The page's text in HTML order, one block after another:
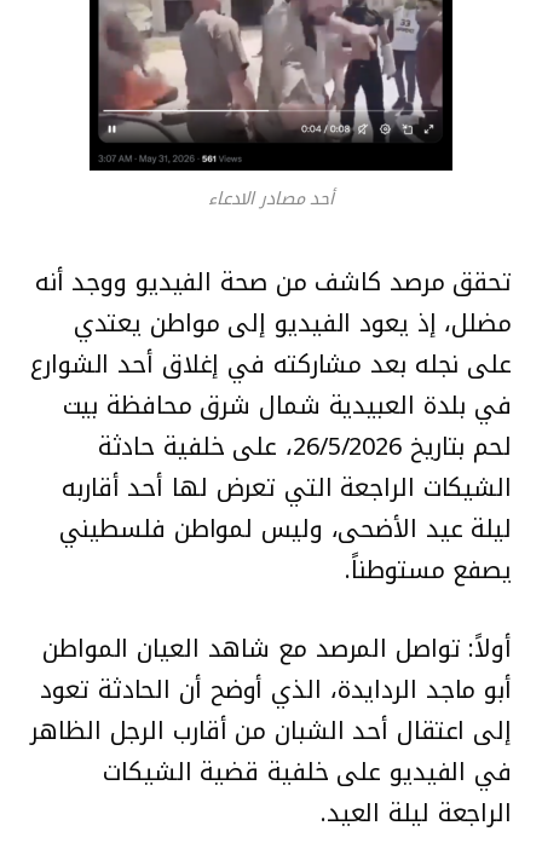
أحد مصادر الادعاء
تحقق مرصد كاشف من صحة الفيديو ووجد أنه
مضلل، إذ يعود الفيديو إلى مواطن يعتدي
على نجله بعد مشاركته في إغلاق أحد الشوارع
في بلدة العبيدية شمال شرق محافظة بيت
لحم بتاريخ 26/5/2026، على خلفية حادثة
الشيكات الراجعة التي تعرض لها أحد أقاربه
ليلة عيد الأضحى، وليس لمواطن فلسطيني
يصفع مستوطناً.
أولاً: تواصل المرصد مع شاهد العيان المواطن
أبو ماجد الردايدة، الذي أوضح أن الحادثة تعود
إلى اعتقال أحد الشبان من أقارب الرجل الظاهر
في الفيديو على خلفية قضية الشيكات
الراجعة ليلة العيد.